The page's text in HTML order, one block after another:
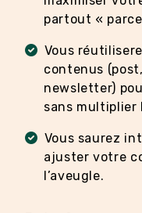
partout «
Vous
contenus
newsletter)
sans
Vous saurez
ajuster votre
l’aveugle.